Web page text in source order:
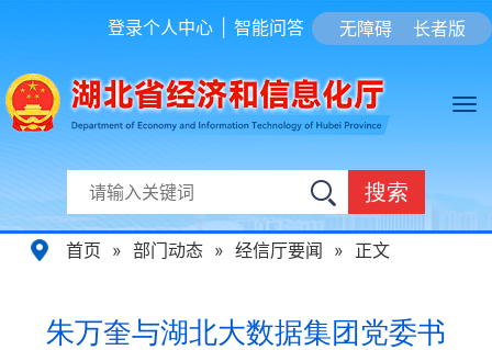
无障碍 长者版
登录个人中心 智能问答
搜索
首页 » 部门动态 » 经信厅要闻 » 正文
朱万奎与湖北大数据集团党委书